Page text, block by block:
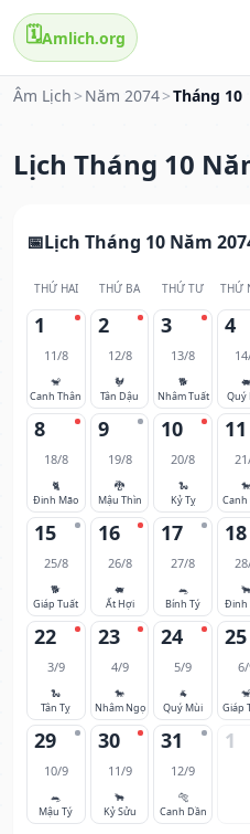
🗓️Amlich.org
Âm Lịch > Năm 2074>Tháng 10
Lịch Tháng 10
Lịch Tháng 10 Năm
THỨ HAI THỨ BA THỨ TƯ THỨ
1
11/8
🐒
Canh Thân
2
12/8
🐓
Tân Dậu
3
13/8
🐕
Nhâm Tuất
4
🐖
Quý
8
18/8
🐈
Đinh Mão
9
19/8
🐉
Mậu Thìn
10
20/8
🐍
Kỷ Tỵ
11
🐎
15
25/8
🐕
Giáp Tuất
16
26/8
🐖
Ất Hợi
17
27/8
🐀
Bính Tý
18
🐂
Đinh
22
3/9
🐍
Tân Tỵ
23
4/9
🐎
Nhâm Ngọ
24
5/9
🐐
Quý Mùi
25
🐒
Giáp
29
10/9
🐀
Mậu Tý
30
11/9
🐂
Kỷ Sửu
31
12/9
🐅
Canh Dần
1